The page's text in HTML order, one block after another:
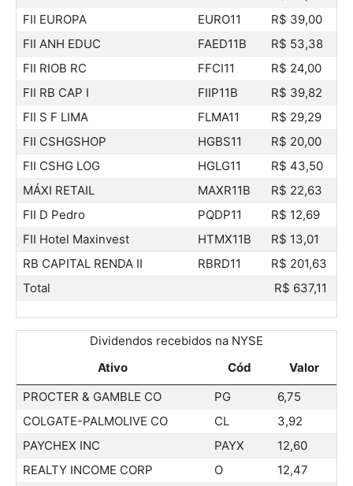
FII EUROPA
EURO11
R$ 39,00
FII ANH EDUC
FAED11B
R$ 53,38
FII RIOB RC
FFCI11
R$ 24,00
FII RB CAP I
FIIP11B
R$ 39,82
FII S F LIMA
FLMA11
R$ 29,29
FII CSHGSHOP
HGBS11
R$ 20,00
FII CSHG LOG
HGLG11
R$ 43,50
MÁXI RETAIL
MAXR11B
R$ 22,63
FII D Pedro
PQDP11
R$ 12,69
FII Hotel Maxinvest
HTMX11B
R$ 13,01
RB CAPITAL RENDA II
RBRD11
R$ 201,63
Total
R$ 637,11
Dividendos recebidos na NYSE
Ativo
Cód
Valor
PROCTER & GAMBLE CO
PG
6,75
COLGATE-PALMOLIVE CO
CL
3,92
PAYCHEX INC
PAYX
12,60
REALTY INCOME CORP
O
12,47